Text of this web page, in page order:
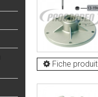
Fiche produit